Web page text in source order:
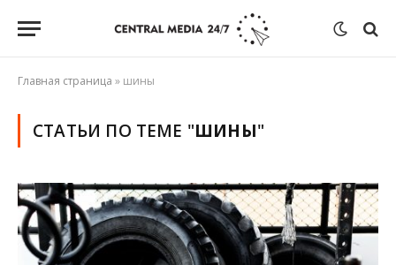
Главная страница » шины
СТАТЬИ ПО ТЕМЕ "ШИНЫ"